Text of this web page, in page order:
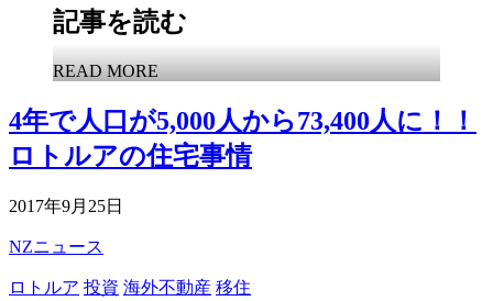
記事を読む
READ MORE
4年で人口が5,000人から73,400人に！！
ロトルアの住宅事情
2017年9月25日
NZニュース
ロトルア 投資 海外不動産 移住